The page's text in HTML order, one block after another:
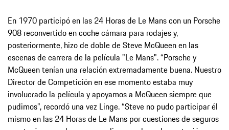
En 1970 participó en las 24 Horas de Le Mans con un Porsche
908 reconvertido en coche cámara para rodajes y,
posteriormente, hizo de doble de Steve McQueen en las
escenas de carrera de la película "Le Mans". “Porsche y
McQueen tenían una relación extremadamente buena. Nuestro
Director de Competición en ese momento estaba muy
involucrado la película y apoyamos a McQueen siempre que
pudimos”, recordó una vez Linge. “Steve no pudo participar él
mismo en las 24 Horas de Le Mans por cuestiones de seguros